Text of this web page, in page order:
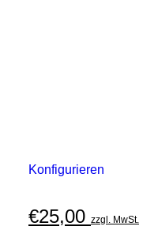
Konfigurieren
€25,00 zzgl. MwSt.